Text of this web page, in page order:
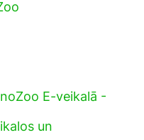
E-veikalā -
un